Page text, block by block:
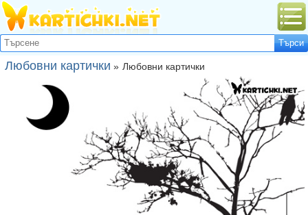
Любовни картички » Любовни картички